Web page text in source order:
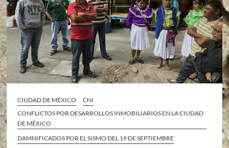
CIUDAD DE MÉXICO
CNI
CONFLICTOS POR DESARROLLOS INMOBILIARIOS EN LA CIUDAD
DE MÉXICO
DAMNIFICADOS POR EL SISMO DEL 19 DE SEPTIEMBRE